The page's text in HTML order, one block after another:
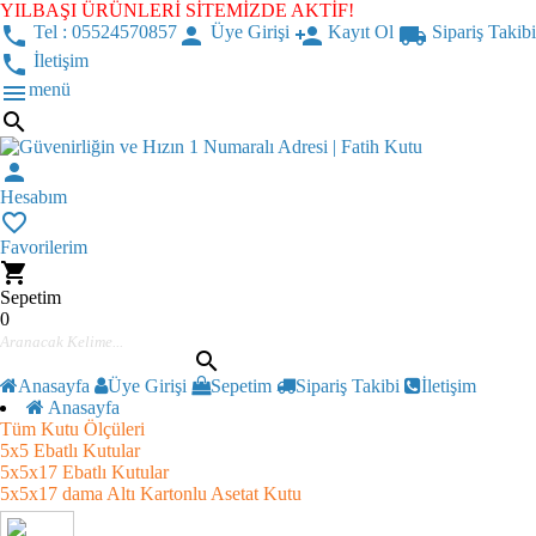
YILBAŞI ÜRÜNLERİ SİTEMİZDE AKTİF!
phone Tel : 05524570857 person Üye Girişi person_add Kayıt Ol local_shipping Sipariş Takibi
phone İletişim
menumenü
search
person
Hesabım
favorite_border
Favorilerim
shopping_cart
Sepetim
0
search
Anasayfa Üye Girişi Sepetim Sipariş Takibi
İletişim
Anasayfa
Tüm Kutu Ölçüleri
5x5 Ebatlı Kutular
5x5x17 Ebatlı Kutular
5x5x17 dama Altı Kartonlu Asetat Kutu